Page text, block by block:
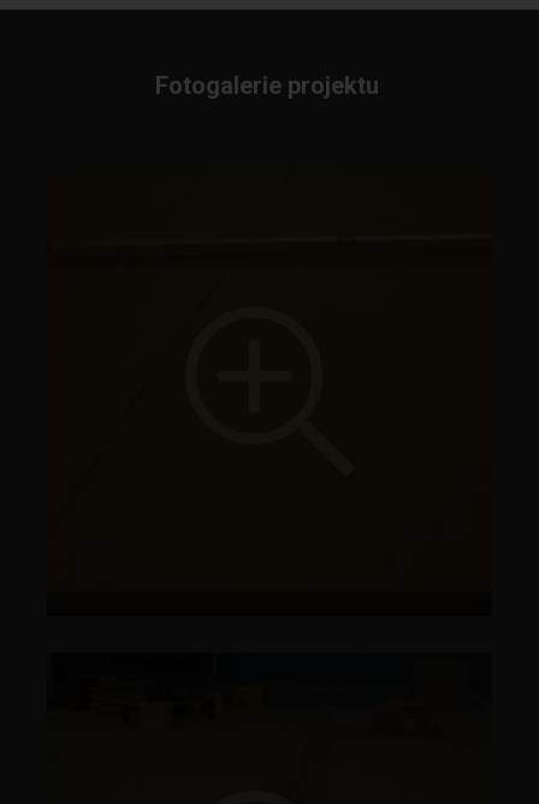
Fotogalerie projektu